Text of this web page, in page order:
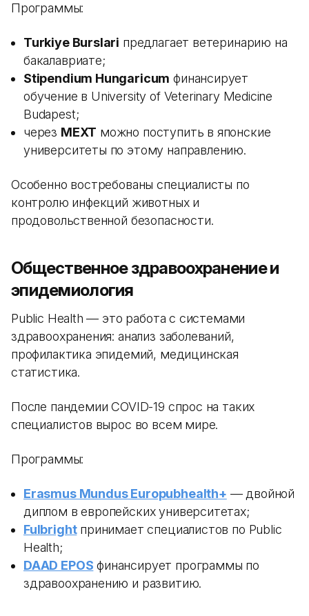
Программы:
Turkiye Burslari предлагает ветеринарию на
бакалавриате;
Stipendium Hungaricum финансирует
обучение в University of Veterinary Medicine
Budapest;
через MEXT можно поступить в японские
университеты по этому направлению.
Особенно востребованы специалисты по
контролю инфекций животных и
продовольственной безопасности.
Общественное здравоохранение и
эпидемиология
Public Health — это работа с системами
здравоохранения: анализ заболеваний,
профилактика эпидемий, медицинская
статистика.
После пандемии COVID-19 спрос на таких
специалистов вырос во всем мире.
Программы:
Erasmus Mundus Europubhealth+ — двойной
диплом в европейских университетах;
Fulbrightпринимает специалистов по Public
Health;
DAAD EPOS финансирует программы по
здравоохранению и развитию.